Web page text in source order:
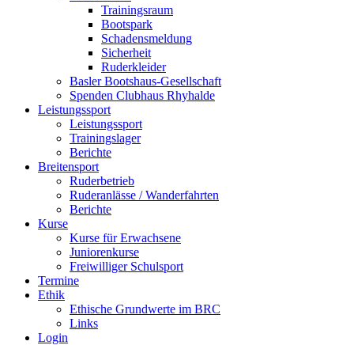
Trainingsraum
Bootspark
Schadensmeldung
Sicherheit
Ruderkleider
Basler Bootshaus-Gesellschaft
Spenden Clubhaus Rhyhalde
Leistungssport
Leistungssport
Trainingslager
Berichte
Breitensport
Ruderbetrieb
Ruderanlässe / Wanderfahrten
Berichte
Kurse
Kurse für Erwachsene
Juniorenkurse
Freiwilliger Schulsport
Termine
Ethik
Ethische Grundwerte im BRC
Links
Login